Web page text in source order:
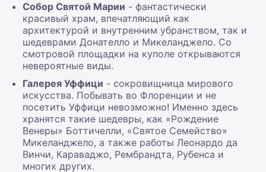
Собор Святой Марии - фантастически
красивый храм, впечатляющий как
архитектурой и внутренним убранством, так и
шедеврами Донателло и Микеланджело. Со
смотровой площадки на куполе открываются
невероятные виды.
Галерея Уффици - сокровищница мирового
искусства. Побывать во Флоренции и не
посетить Уффици невозможно! Именно здесь
хранятся такие шедевры, как «Рождение
Венеры» Боттичелли, «Святое Семейство»
Микеланджело, а также работы Леонардо да
Винчи, Караваджо, Рембрандта, Рубенса и
многих других.